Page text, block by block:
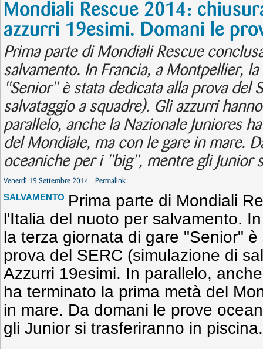
Mondiali Rescue 2014:
azzurri 19esimi. Domani le
Prima parte di Mondiali Rescue
salvamento. In Francia, a Montpellier,
"Senior" è stata dedicata alla prova del
salvataggio a squadre). Gli azzurri
parallelo, anche la Nazionale Juniores
del Mondiale, ma con le gare in mare.
oceaniche per i "big", mentre gli Junior
Venerdì 19 Settembre 2014 Permalink
SALVAMENTO Prima parte di Mondiali
l'Italia del nuoto per salvamento.
la terza giornata di gare "Senior"
prova del SERC (simulazione di
Azzurri 19esimi. In parallelo,
ha terminato la prima metà del
in mare. Da domani le prove
gli Junior si trasferiranno in piscina.